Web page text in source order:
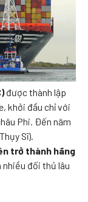
được thành lập
khởi đầu chỉ với
Phi. Đến năm
Sĩ).
trở thành hãng
nhiều đối thủ lâu